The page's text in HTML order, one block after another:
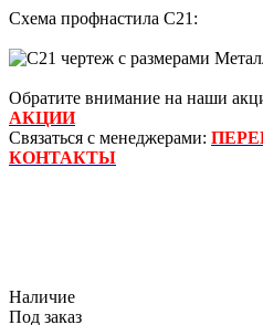
Схема профнастила С21:
Обратите внимание на наши
АКЦИИ
Связаться с менеджерами:
КОНТАКТЫ
Наличие
Под заказ